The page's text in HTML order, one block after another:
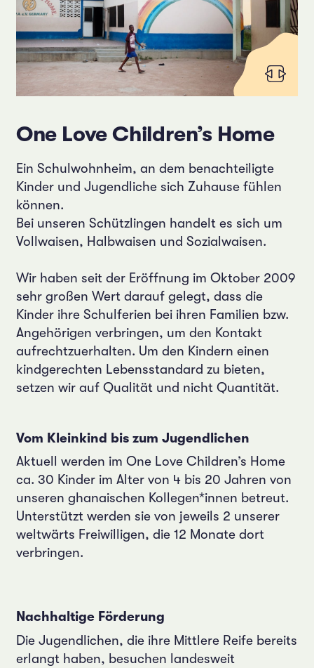
One Love Children’s Home
Ein Schulwohnheim, an dem benachteiligte
Kinder und Jugendliche sich Zuhause fühlen
können.
Bei unseren Schützlingen handelt es sich um
Vollwaisen, Halbwaisen und Sozialwaisen.
Wir haben seit der Eröffnung im Oktober 2009
sehr großen Wert darauf gelegt, dass die
Kinder ihre Schulferien bei ihren Familien bzw.
Angehörigen verbringen, um den Kontakt
aufrechtzuerhalten. Um den Kindern einen
kindgerechten Lebensstandard zu bieten,
setzen wir auf Qualität und nicht Quantität.
Vom Kleinkind bis zum Jugendlichen
Aktuell werden im One Love Children’s Home
ca. 30 Kinder im Alter von 4 bis 20 Jahren von
unseren ghanaischen Kollegen*innen betreut.
Unterstützt werden sie von jeweils 2 unserer
weltwärts Freiwilligen, die 12 Monate dort
verbringen.
Nachhaltige Förderung
Die Jugendlichen, die ihre Mittlere Reife bereits
erlangt haben, besuchen landesweit